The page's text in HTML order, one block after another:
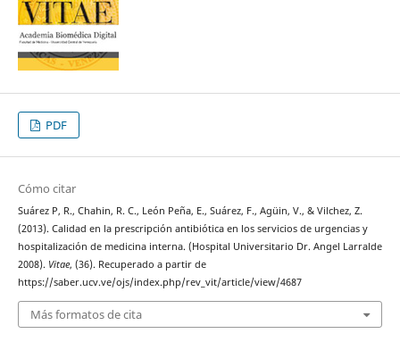
PDF
Cómo citar
Suárez P, R., Chahin, R. C., León Peña, E., Suárez, F., Agüin, V., & Vilchez, Z.
(2013). Calidad en la prescripción antibiótica en los servicios de urgencias y
hospitalización de medicina interna. (Hospital Universitario Dr. Angel Larralde
2008). Vitae, (36). Recuperado a partir de
https://saber.ucv.ve/ojs/index.php/rev_vit/article/view/4687
Más formatos de cita